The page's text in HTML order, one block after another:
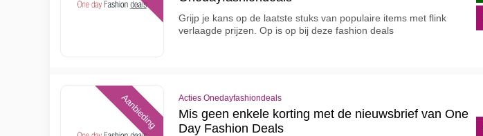
Grijp je kans op de laatste stuks van populaire items met flink
verlaagde prijzen. Op is op bij deze fashion deals
Aanbieding Acties Onedayfashiondeals
Mis geen enkele korting met de nieuwsbrief van One
Day Fashion Deals